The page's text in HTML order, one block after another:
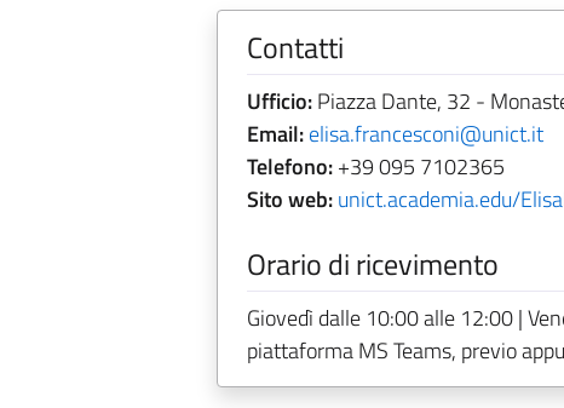
Contatti
Ufficio:Piazza Dante, 32 -
Email:elisa.francesconi@unict.it
Telefono:+39 095 7102365
Sito web:unict.academia.edu/
Orario di ricevimento
Giovedì dalle 10:00 alle 12:00 |
piattaforma MS Teams, previo